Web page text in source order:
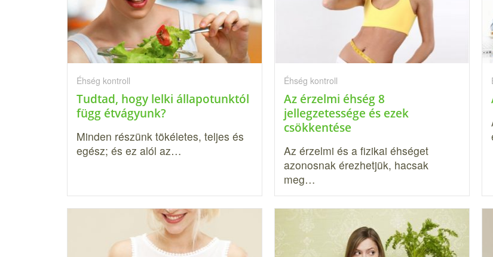
Éhség kontroll
Tudtad, hogy lelki állapotunktól
függ étvágyunk?
Minden részünk tökéletes, teljes és
egész; és ez alól az…
Éhség kontroll
Az érzelmi éhség 8
jellegzetessége és ezek
csökkentése
Az érzelmi és a fizikai éhséget
azonosnak érezhetjük, hacsak
meg…